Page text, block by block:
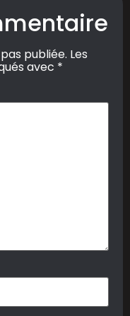
publiée. Les
avec *